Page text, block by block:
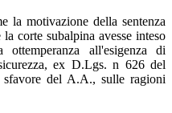
la motivazione della sentenza
corte subalpina avesse inteso
ottemperanza all'esigenza di
ex D.Lgs. n 626 del
del A.A., sulle ragioni